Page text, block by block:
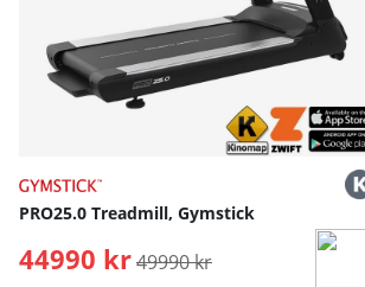
PRO25.0 Treadmill, Gymstick
44990 kr Ordinarie pris:
49990 kr